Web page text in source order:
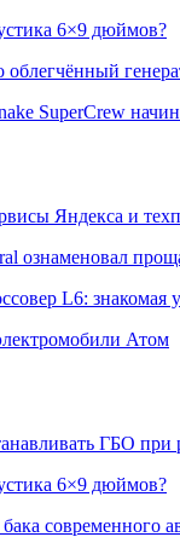
6×9 дюймов?
облегчённый
SuperCrew
Яндекса и
ознаменовал
L6: знакомая
Атом
ГБО при
6×9 дюймов?
современного